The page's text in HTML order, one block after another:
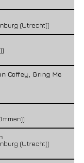
(Utrecht))
Coffey, Bring Me
(Utrecht))